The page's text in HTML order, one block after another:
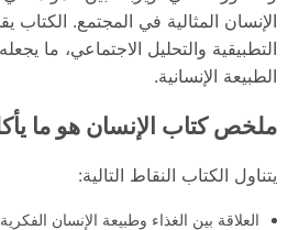
الإنسان المثالية في المجتمع. الكتاب
التطبيقية والتحليل الاجتماعي، ما
الطبيعة الإنسانية.
ملخص كتاب الإنسان هو ما
يتناول الكتاب النقاط التالية:
العلاقة بين الغذاء وطبيعة الإنسان